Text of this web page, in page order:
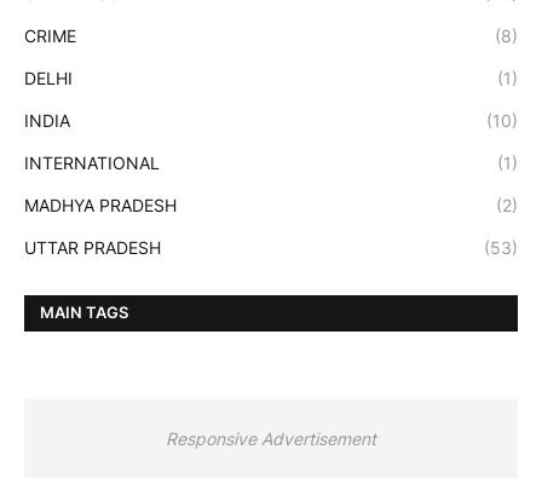
CRIME (8)
DELHI (1)
INDIA (10)
INTERNATIONAL (1)
MADHYA PRADESH (2)
UTTAR PRADESH (53)
MAIN TAGS
Responsive Advertisement